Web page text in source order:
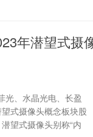
年潜望式摄
光、水晶光电、长盈
式摄像头概念板块股
望式摄像头别称“内